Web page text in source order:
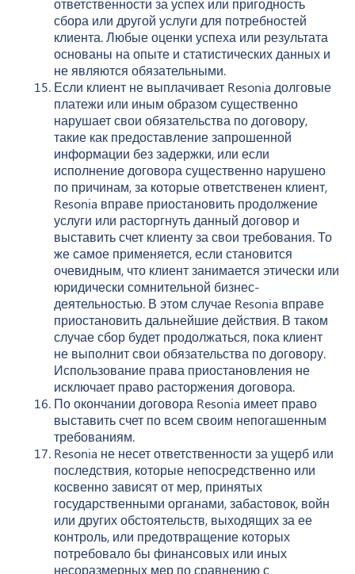
ответственности за успех или пригодность
сбора или другой услуги для потребностей
клиента. Любые оценки успеха или результата
основаны на опыте и статистических данных и
не являются обязательными.
Если клиент не выплачивает Resonia долговые
платежи или иным образом существенно
нарушает свои обязательства по договору,
такие как предоставление запрошенной
информации без задержки, или если
исполнение договора существенно нарушено
по причинам, за которые ответственен клиент,
Resonia вправе приостановить продолжение
услуги или расторгнуть данный договор и
выставить счет клиенту за свои требования. То
же самое применяется, если становится
очевидным, что клиент занимается этически или
юридически сомнительной бизнес-
деятельностью. В этом случае Resonia вправе
приостановить дальнейшие действия. В таком
случае сбор будет продолжаться, пока клиент
не выполнит свои обязательства по договору.
Использование права приостановления не
исключает право расторжения договора.
По окончании договора Resonia имеет право
выставить счет по всем своим непогашенным
требованиям.
Resonia не несет ответственности за ущерб или
последствия, которые непосредственно или
косвенно зависят от мер, принятых
государственными органами, забастовок, войн
или других обстоятельств, выходящих за ее
контроль, или предотвращение которых
потребовало бы финансовых или иных
несоразмерных мер по сравнению с